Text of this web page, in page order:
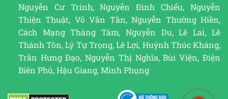
Nguyễn Cư Trinh, Nguyễn Đình Chiểu, Nguyễn
Thiện Thuật, Võ Văn Tần, Nguyễn Thường Hiền,
Cách Mạng Tháng Tám, Nguyễn Du, Lê Lai, Lê
Thánh Tôn, Lý Tự Trọng, Lê Lợi, Huỳnh Thúc Kháng,
Trần Hưng Đạo, Nguyễn Thị Nghĩa, Bùi Viện, Điện
Biên Phủ, Hậu Giang, Minh Phụng